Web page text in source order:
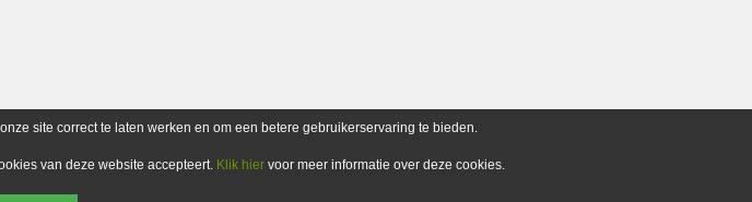
site correct te laten werken en om een betere gebruikerservaring te bieden.
van deze website accepteert. Klik hier voor meer informatie over deze cookies.